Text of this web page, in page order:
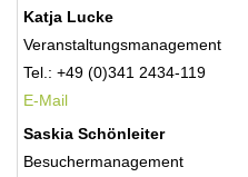
Katja Lucke
Veranstaltungsmanagement
Tel.: +49 (0)341 2434-119
E-Mail
Saskia Schönleiter
Besuchermanagement